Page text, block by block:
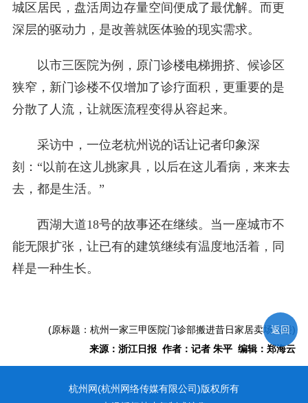
城区居民，盘活周边存量空间便成了最优解。而更
深层的驱动力，是改善就医体验的现实需求。
以市三医院为例，原门诊楼电梯拥挤、候诊区
狭窄，新门诊楼不仅增加了诊疗面积，更重要的是
分散了人流，让就医流程变得从容起来。
采访中，一位老杭州说的话让记者印象深
刻：“以前在这儿挑家具，以后在这儿看病，来来去
去，都是生活。”
西湖大道18号的故事还在继续。当一座城市不
能无限扩张，让已有的建筑继续有温度地活着，同
样是一种生长。
(原标题：杭州一家三甲医院门诊部搬进昔日家居卖场大楼)
来源：浙江日报 作者：记者 朱平 编辑：郑海云
杭州网(杭州网络传媒有限公司)版权所有
返回